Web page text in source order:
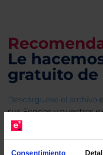
Consentimiento
Le
gratuito de
Descárguese el archivo
sus Fondos y nuestros
estudio gratuito de sus
Limpias con las que